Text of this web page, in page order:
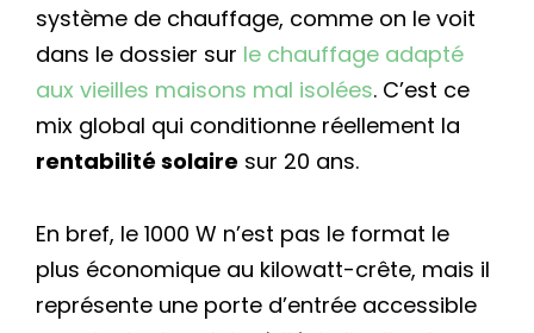
système de chauffage, comme on le voit
dans le dossier sur le chauffage adapté
aux vieilles maisons mal isolées. C’est ce
mix global qui conditionne réellement la
rentabilité solaire sur 20 ans.
En bref, le 1000 W n’est pas le format le
plus économique au kilowatt-crête, mais il
représente une porte d’entrée accessible